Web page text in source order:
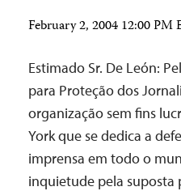
February 2, 2004 12:00 PM
Estimado Sr. De León:
para Proteção dos
organização sem fins
York que se dedica a
imprensa em todo o
inquietude pela suposta